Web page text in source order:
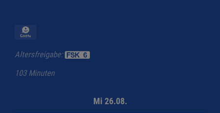
Altersfreigabe:
103 Minuten
Mi 26.08.